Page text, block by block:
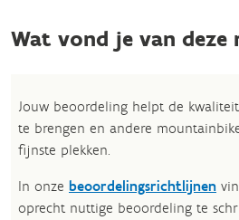
Wat vond je van deze
Jouw beoordeling helpt de
te brengen en andere
fijnste plekken.
In onze beoordelingsrichtlijnen
oprecht nuttige beoordeling te